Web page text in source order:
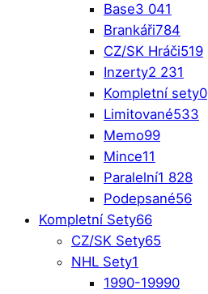
Base3 041
Brankáři784
CZ/SK Hráči519
Inzerty2 231
Kompletní sety0
Limitované533
Memo99
Mince11
Paralelní1 828
Podepsané56
Kompletní Sety66
CZ/SK Sety65
NHL Sety1
1990-19990